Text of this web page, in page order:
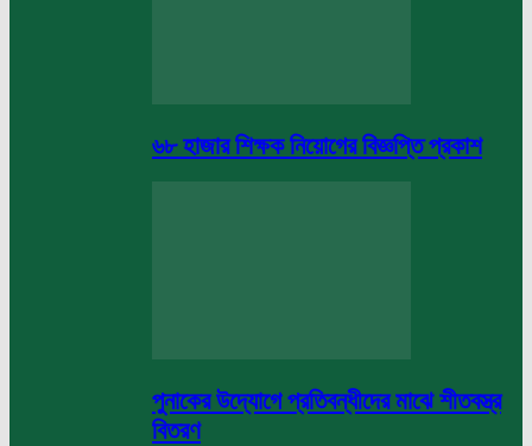
৬৮ হাজার শিক্ষক নিয়োগের বিজ্ঞপ্তি প্রকাশ
পুনাকের উদ্যোগে প্রতিবন্ধীদের মাঝে শীতবস্ত্র
বিতরণ